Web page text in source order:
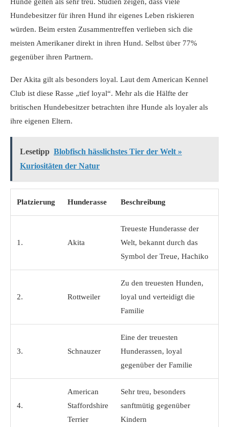
Hundebesitzer für ihren Hund ihr eigenes Leben riskieren
würden. Beim ersten Zusammentreffen verlieben sich die
meisten Amerikaner direkt in ihren Hund. Selbst über 77%
gegenüber ihren Partnern.
Der Akita gilt als besonders loyal. Laut dem American Kennel
Club ist diese Rasse „tief loyal“. Mehr als die Hälfte der
britischen Hundebesitzer betrachten ihre Hunde als loyaler als
ihre eigenen Eltern.
Lesetipp Blobfisch hässlichstes Tier der Welt »
Kuriositäten der Natur
Platzierung Hunderasse Beschreibung
1. Akita
Treueste Hunderasse der
Welt, bekannt durch das
Symbol der Treue, Hachiko
2. Rottweiler
Zu den treuesten Hunden,
loyal und verteidigt die
Familie
3. Schnauzer
Eine der treuesten
Hunderassen, loyal
gegenüber der Familie
4.
American
Staffordshire
Terrier
Sehr treu, besonders
sanftmütig gegenüber
Kindern